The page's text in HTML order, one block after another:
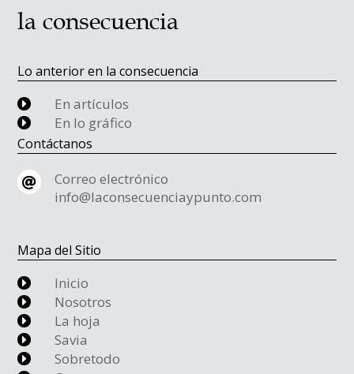
la consecuencia
Lo anterior en la consecuencia
E En artículos
E En lo gráfico
Contáctanos

Correo electrónico
info@laconsecuenciaypunto.com
Mapa del Sitio
E Inicio
E Nosotros
E La hoja
E Savia
E Sobretodo